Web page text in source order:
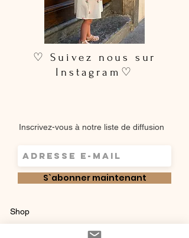
♡ Suivez nous sur
Instagram♡
Inscrivez-vous à notre liste de diffusion
S`abonner maintenant
Shop